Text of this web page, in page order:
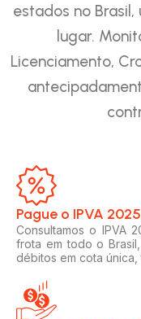
estados no
lugar.
Licenciamento,
Pague o IPVA
Consultamos o IPVA
frota em todo o
débitos em cota única,